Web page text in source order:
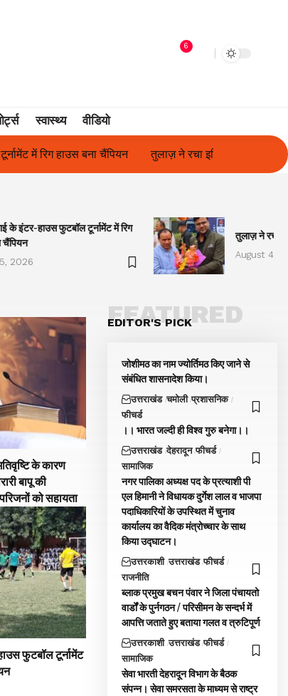
6
स्वास्थ्य वीडियो
इतिहास, संस्थान से बना विश्वविद्यालय फिल्म अभिनेत्री सुनीता
के इंटर-हाउस फुटबॉल टूर्नामेंट में रिग
चैंपियन
2026
तुलाज़ ने रचा
August 4,
के कारण
बापू की
को सहायता
फुटबॉल टूर्नामेंट
EDITOR'S PICK
FEATURED
जोशीमठ का नाम ज्योर्तिमठ किए जाने से
संबंधित शासनादेश किया।
उत्तराखंड चमोली प्रशासनिक
फीचर्ड
।। भारत जल्दी ही विश्व गुरु बनेगा।।
उत्तराखंड देहरादून फीचर्ड
सामाजिक
नगर पालिका अध्यक्ष पद के प्रत्याशी पी
एल हिमानी ने विधायक दुर्गेश लाल व भाजपा
पदाधिकारियों के उपस्थित में चुनाव
कार्यालय का वैदिक मंत्रोच्चार के साथ
किया उद्घाटन।
उत्तरकाशी उत्तराखंड फीचर्ड
राजनीति
ब्लाक प्रमुख बचन पंवार ने जिला पंचायतो
वार्डों के पुर्नगठन / परिसीमन के सन्दर्भ में
आपत्ति जताते हुए बताया गलत व त्रुटिपूर्ण
उत्तरकाशी उत्तराखंड फीचर्ड
सामाजिक
सेवा भारती देहरादून विभाग के बैठक
संपन्न। सेवा समरसता के माध्यम से राष्ट्र